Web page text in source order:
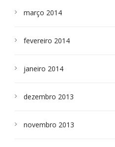
março 2014
fevereiro 2014
janeiro 2014
dezembro 2013
novembro 2013